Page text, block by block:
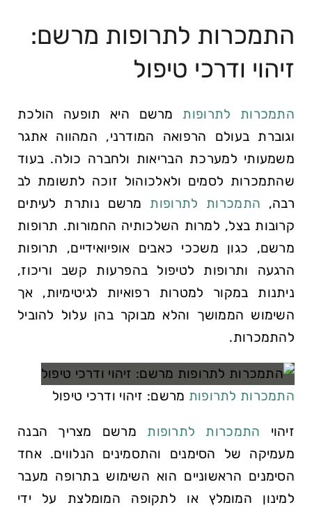
התמכרות לתרופות מרשם:
זיהוי ודרכי טיפול
התמכרות לתרופות מרשם היא תופעה הולכת
וגוברת בעולם הרפואה המודרני, המהווה אתגר
משמעותי למערכת הבריאות ולחברה כולה. בעוד
שהתמכרות לסמים ולאלכוהול זוכה לתשומת לב
רבה, התמכרות לתרופות מרשם נותרת לעיתים
קרובות בצל, למרות השלכותיה החמורות. תרופות
מרשם, כגון משככי כאבים אופיואידיים, תרופות
הרגעה ותרופות לטיפול בהפרעות קשב וריכוז,
ניתנות במקור למטרות רפואיות לגיטימיות, אך
השימוש הממושך והלא מבוקר בהן עלול להוביל
להתמכרות.
התמכרות לתרופות מרשם: זיהוי ודרכי טיפול
זיהוי התמכרות לתרופות מרשם מצריך הבנה
מעמיקה של הסימנים והתסמינים הנלווים. אחד
הסימנים הראשוניים הוא השימוש בתרופה מעבר
למינון המומלץ או לתקופה המומלצת על ידי